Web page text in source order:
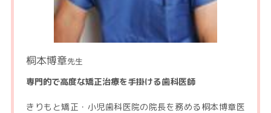
桐本博章先生
専門的で高度な矯正治療を手掛ける歯科医師
きりもと矯正・小児歯科医院の院長を務める桐本博章医